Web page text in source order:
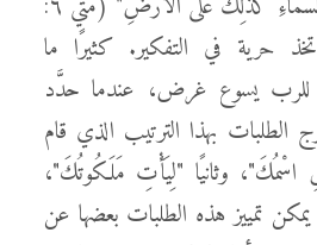
حرية في التفكير. كثيرًا ما
للرب يسوع غرض، عندما حدَّد
الطلبات بهذا الترتيب الذي قام
اسْمُكَ"، وثانيًا "لِيَأْتِ مَلَكُوتُكَ"،
تمييز هذه الطلبات بعضها عن